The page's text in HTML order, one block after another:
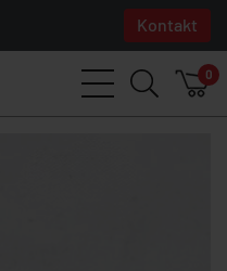
Kontakt
0